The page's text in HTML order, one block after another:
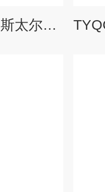
TYQC-ZC-STE01斯太尔透明整车模型|汽车教学设备